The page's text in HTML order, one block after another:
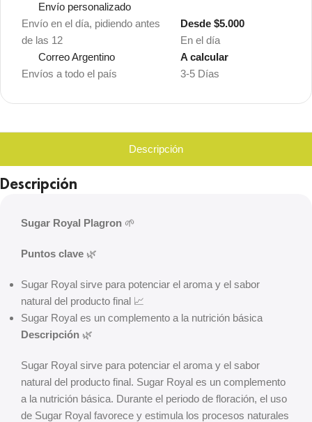
Envío personalizado
Envío en el día, pidiendo antes
de las 12
En el día
Desde $5.000
Correo Argentino
Envíos a todo el país
3-5 Días
A calcular
Descripción
Descripción
Sugar Royal Plagron 🌱
Puntos clave 🌿
Sugar Royal sirve para potenciar el aroma y el sabor
natural del producto final 📈
Sugar Royal es un complemento a la nutrición básica
Descripción 🌿
Sugar Royal sirve para potenciar el aroma y el sabor
natural del producto final. Sugar Royal es un complemento
a la nutrición básica. Durante el periodo de floración, el uso
de Sugar Royal favorece y estimula los procesos naturales